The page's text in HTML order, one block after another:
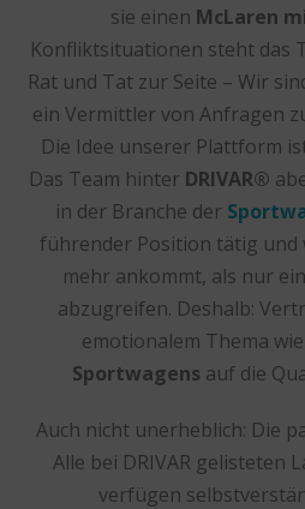
sie einen McLaren
Konfliktsituationen steht das
Rat und Tat zur Seite – Wir
ein Vermittler von Anfragen
Die Idee unserer Plattform
Das Team hinter DRIVAR®
in der Branche der
führender Position tätig und
mehr ankommt, als nur
abzugreifen. Deshalb:
emotionalem Thema
Sportwagens auf die
Auch nicht unerheblich: Die
Alle bei DRIVAR gelisteten
verfügen